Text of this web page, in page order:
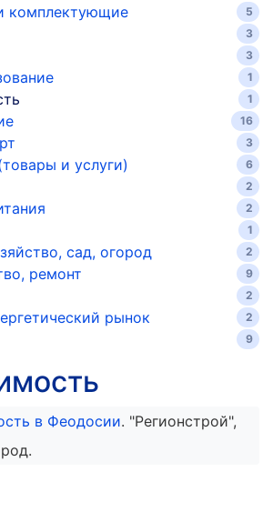
комплектующие 5
3
3
1
1
16
3
и услуги) 6
2
2
1
сад, огород 2
ремонт 9
2
рынок 2
9
в Феодосии. "Регионстрой",